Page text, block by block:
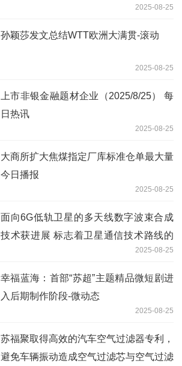
2025-08-25
孙颖莎发文总结WTT欧洲大满贯-滚动
2025-08-25
上市非银金融题材企业（2025/8/25） 每
日热讯
2025-08-25
大商所扩大焦煤指定厂库标准仓单最大量
今日播报
2025-08-25
面向6G低轨卫星的多天线数字波束合成
技术获进展 标志着卫星通信技术路线的
2025-08-25
幸福蓝海：首部“苏超”主题精品微短剧进
入后期制作阶段-微动态
2025-08-25
苏福聚取得高效的汽车空气过滤器专利，
避免车辆振动造成空气过滤芯与空气过滤